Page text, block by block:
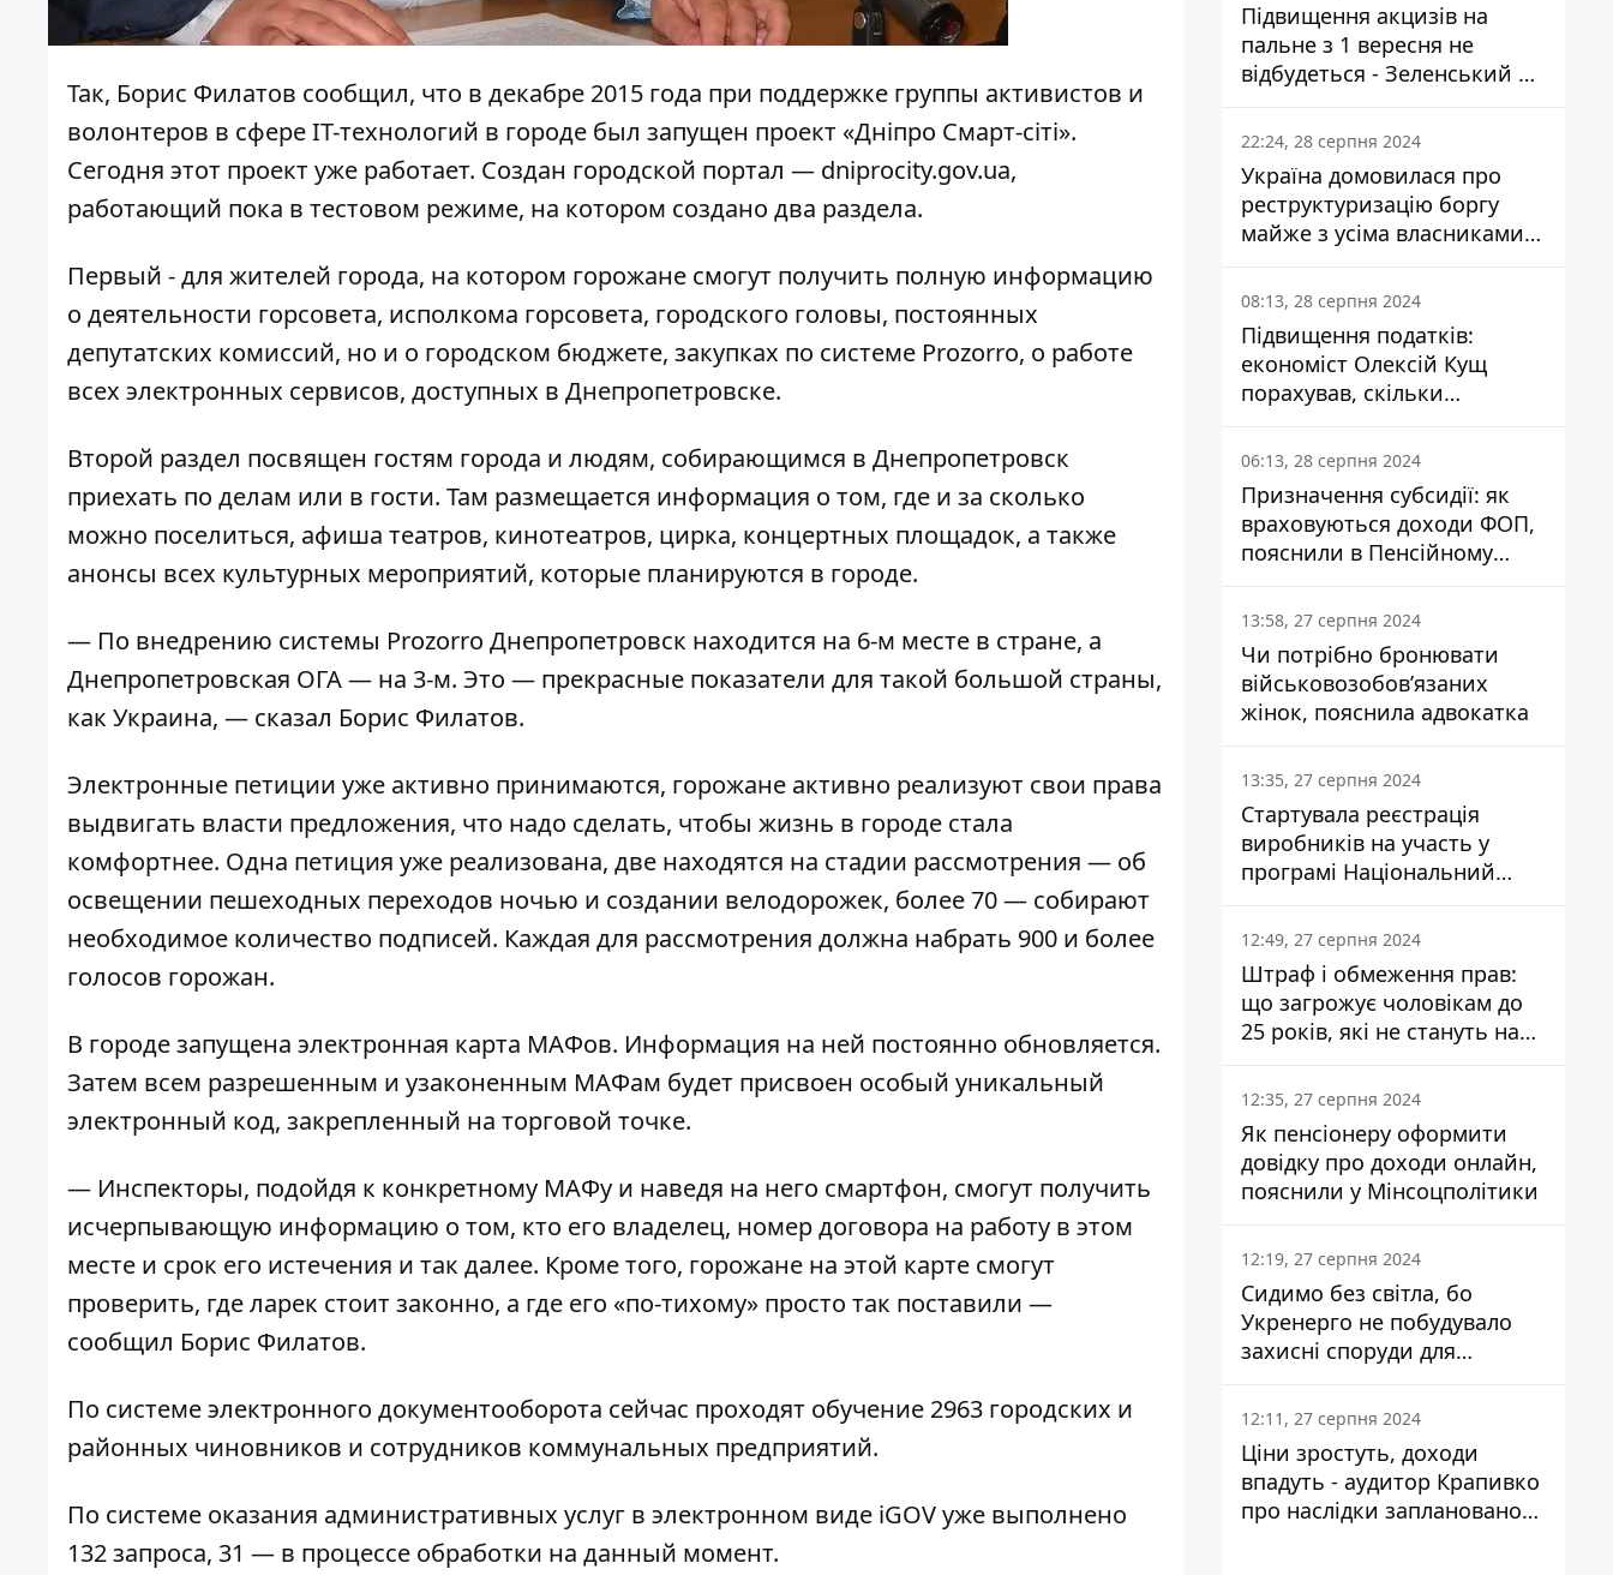
Так, Борис Филатов сообщил, что в декабре 2015 года при поддержке группы активистов и
волонтеров в сфере IT-технологий в городе был запущен проект «Дніпро Смарт-сіті».
Сегодня этот проект уже работает. Создан городской портал — dniprocity.gov.ua,
работающий пока в тестовом режиме, на котором создано два раздела.
Первый - для жителей города, на котором горожане смогут получить полную информацию
о деятельности горсовета, исполкома горсовета, городского головы, постоянных
депутатских комиссий, но и о городском бюджете, закупках по системе Prozorro, о работе
всех электронных сервисов, доступных в Днепропетровске.
Второй раздел посвящен гостям города и людям, собирающимся в Днепропетровск
приехать по делам или в гости. Там размещается информация о том, где и за сколько
можно поселиться, афиша театров, кинотеатров, цирка, концертных площадок, а также
анонсы всех культурных мероприятий, которые планируются в городе.
— По внедрению системы Prozorro Днепропетровск находится на 6-м месте в стране, а
Днепропетровская ОГА — на 3-м. Это — прекрасные показатели для такой большой страны,
как Украина, — сказал Борис Филатов.
Электронные петиции уже активно принимаются, горожане активно реализуют свои права
выдвигать власти предложения, что надо сделать, чтобы жизнь в городе стала
комфортнее. Одна петиция уже реализована, две находятся на стадии рассмотрения — об
освещении пешеходных переходов ночью и создании велодорожек, более 70 — собирают
необходимое количество подписей. Каждая для рассмотрения должна набрать 900 и более
голосов горожан.
В городе запущена электронная карта МАФов. Информация на ней постоянно обновляется.
Затем всем разрешенным и узаконенным МАФам будет присвоен особый уникальный
электронный код, закрепленный на торговой точке.
— Инспекторы, подойдя к конкретному МАФу и наведя на него смартфон, смогут получить
исчерпывающую информацию о том, кто его владелец, номер договора на работу в этом
месте и срок его истечения и так далее. Кроме того, горожане на этой карте смогут
проверить, где ларек стоит законно, а где его «по-тихому» просто так поставили —
сообщил Борис Филатов.
По системе электронного документооборота сейчас проходят обучение 2963 городских и
районных чиновников и сотрудников коммунальных предприятий.
По системе оказания административных услуг в электронном виде iGOVуже выполнено
132 запроса, 31 — в процессе обработки на данный момент.
Підвищення акцизів на
пальне з 1 вересня не
відбудеться - Зеленський не
підписав закон
22:24, 28 серпня 2024
Україна домовилася про
реструктуризацію боргу
майже з усіма власниками
єврооблігацій: що це
означає для країни
08:13, 28 серпня 2024
Підвищення податків:
економіст Олексій Кущ
порахував, скільки
заплатить кожен українець
06:13, 28 серпня 2024
Призначення субсидії: як
враховуються доходи ФОП,
пояснили в Пенсійному
фонді
13:58, 27 серпня 2024
Чи потрібно бронювати
військовозобов’язаних
жінок, пояснила адвокатка
13:35, 27 серпня 2024
Стартувала реєстрація
виробників на участь у
програмі Національний
кешбек: як це зробити
через портал Дія
12:49, 27 серпня 2024
Штраф і обмеження прав:
що загрожує чоловікам до
25 років, які не стануть на
військовий облік
12:35, 27 серпня 2024
Як пенсіонеру оформити
довідку про доходи онлайн,
пояснили у Мінсоцполітики
12:19, 27 серпня 2024
Сидимо без світла, бо
Укренерго не побудувало
захисні споруди для
енергетики - нардеп
Кучеренко
12:11, 27 серпня 2024
Ціни зростуть, доходи
впадуть - аудитор Крапивко
про наслідки запланованого